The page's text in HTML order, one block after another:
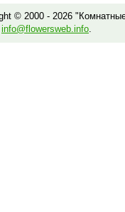
© 2000 - 2026
info@flowersweb.info.